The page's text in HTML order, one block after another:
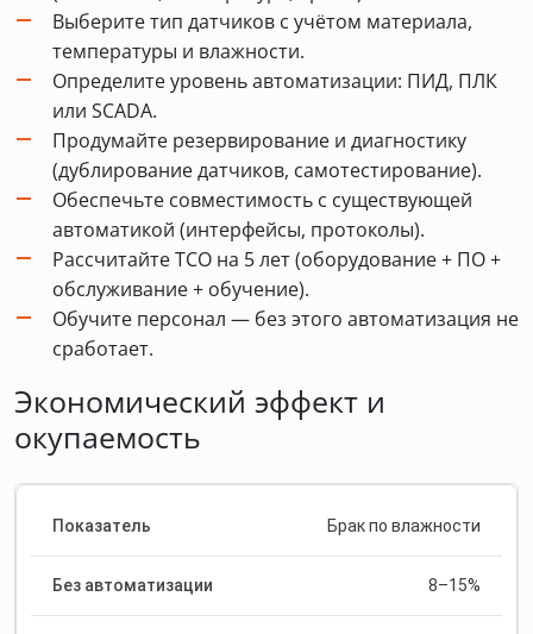
Выберите тип датчиков с учётом материала,
температуры и влажности.
Определите уровень автоматизации: ПИД, ПЛК
или SCADA.
Продумайте резервирование и диагностику
(дублирование датчиков, самотестирование).
Обеспечьте совместимость с существующей
автоматикой (интерфейсы, протоколы).
Рассчитайте TCO на 5 лет (оборудование + ПО +
обслуживание + обучение).
Обучите персонал — без этого автоматизация не
сработает.
Экономический эффект и
окупаемость
Брак по влажности
8–15%